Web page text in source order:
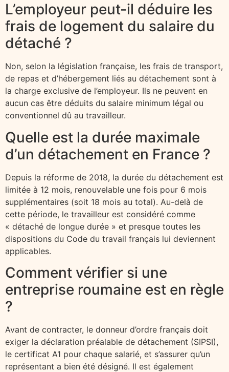
L’employeur peut-il déduire les
frais de logement du salaire du
détaché ?
Non, selon la législation française, les frais de transport,
de repas et d’hébergement liés au détachement sont à
la charge exclusive de l’employeur. Ils ne peuvent en
aucun cas être déduits du salaire minimum légal ou
conventionnel dû au travailleur.
Quelle est la durée maximale
d’un détachement en France ?
Depuis la réforme de 2018, la durée du détachement est
limitée à 12 mois, renouvelable une fois pour 6 mois
supplémentaires (soit 18 mois au total). Au-delà de
cette période, le travailleur est considéré comme
« détaché de longue durée » et presque toutes les
dispositions du Code du travail français lui deviennent
applicables.
Comment vérifier si une
entreprise roumaine est en règle
?
Avant de contracter, le donneur d’ordre français doit
exiger la déclaration préalable de détachement (SIPSI),
le certificat A1 pour chaque salarié, et s’assurer qu’un
représentant a bien été désigné. Il est également